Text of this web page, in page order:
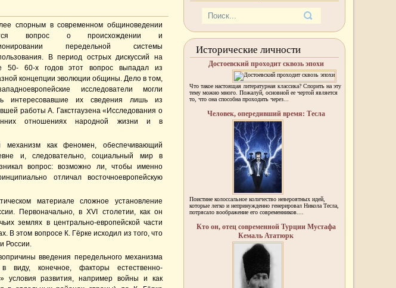
спорным в современном общиноведении
вопрос о происхождении и
передельной системы
В период острых дискуссий на
50- 60-х годов этот вопрос выпадал из
концепции эволюции общины. Дело в том,
исследователи могли
интересовавшие их сведения лишь из
работы А. Гакстгаузена «Исследования о
отношениях народной жизни и в
механизм как феномен, обеспечивающий
и, следовательно, социальный мир в
вопрос: возможно ли, чтобы именно
отличал восточноевропейскую
материале сложное установление
Первоначально, в XVI столетии, как он
землях в центрально-европейской части
В этом вопросе К. Гёрке исходил из того, что
России.
введения передельного механизма
виду, конечное, факторы естественно-
условия развития, например войны и как
Исторические личности
Достоевский проходит сквозь эпохи
Что такое настоящая литературная классика? Спорить на эту
тему можно много. Пожалуй, основной ее чертой является
то, что она способна проходить через...
Человек, опередивший время: Тесла
Поистине колоссальное количество невероятных идей,
которые легко и непринужденно генерировал Никола Тесла,
потрясало воображение его современников....
Кто он, отец современной Турции Мустафа
Кемаль Ататюрк